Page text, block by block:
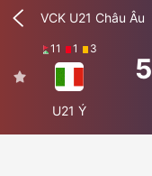
VCK U21 Châu Âu
11 1 3
U21 Ý
5